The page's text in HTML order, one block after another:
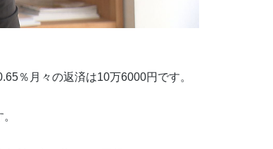
％月々の返済は10万6000円です。